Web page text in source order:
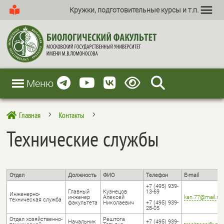
Кружки, подготовительные курсы и т.п.
Меню
 Главная 5 Контакты 5
Технические службы
Отдел Должность ФИО Телефон E-mail
Инженерно-
техническая служба
Главный
инженер
факультета
Кузнецов
Алексей
Николаевич
+7 (495) 939-
13-69
+7 (495) 939-
28-05
kan.77@mail.ru
Отдел хозяйственно-
Начальник
Рештога
+7 (495) 939-